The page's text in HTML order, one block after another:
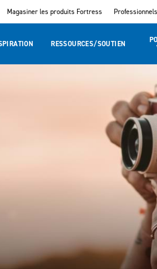
Magasiner les produits Fortress Professionnels
RESSOURCES/SOUTIEN